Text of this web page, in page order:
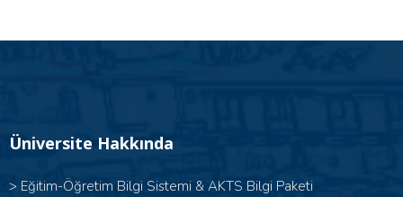
Üniversite Hakkında
> Eğitim-Öğretim Bilgi Sistemi & AKTS Bilgi Paketi